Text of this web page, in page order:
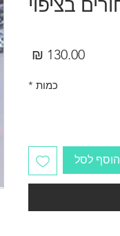
בציפוי
מחיר
כמות *
הוסף לסל